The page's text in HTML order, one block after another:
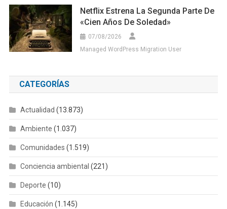
Netflix Estrena La Segunda Parte De
«Cien Años De Soledad»
07/08/2026
Managed WordPress Migration User
CATEGORÍAS
Actualidad (13.873)
Ambiente (1.037)
Comunidades (1.519)
Conciencia ambiental (221)
Deporte (10)
Educación (1.145)